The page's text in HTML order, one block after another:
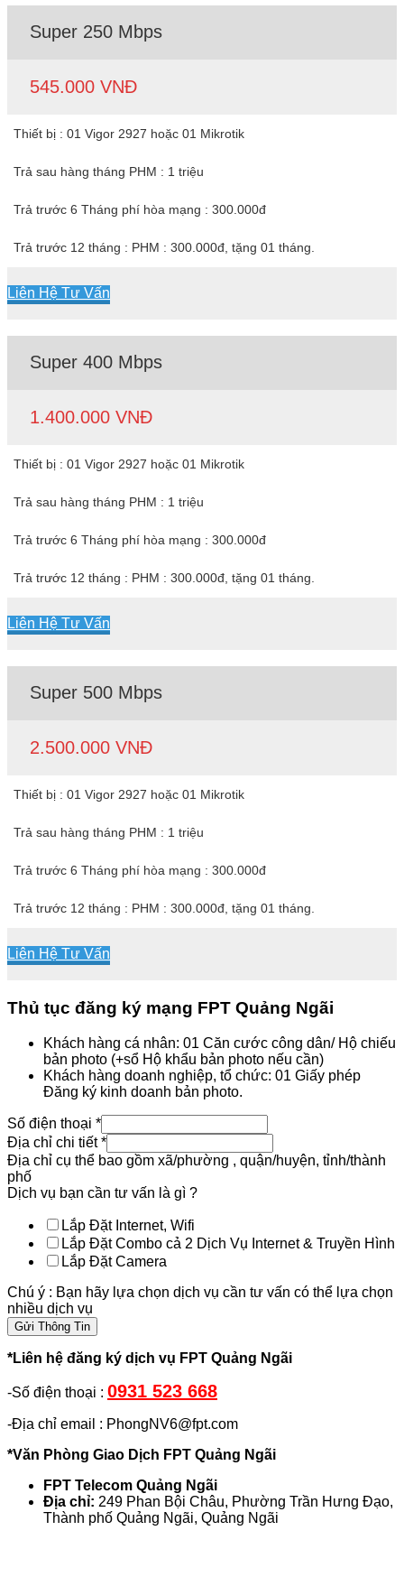
Super 250 Mbps
545.000 VNĐ
Thiết bị : 01 Vigor 2927 hoặc 01 Mikrotik
Trả sau hàng tháng PHM : 1 triệu
Trả trước 6 Tháng phí hòa mạng : 300.000đ
Trả trước 12 tháng : PHM : 300.000đ, tặng 01 tháng.
Liên Hệ Tư Vấn
Super 400 Mbps
1.400.000 VNĐ
Thiết bị : 01 Vigor 2927 hoặc 01 Mikrotik
Trả sau hàng tháng PHM : 1 triệu
Trả trước 6 Tháng phí hòa mạng : 300.000đ
Trả trước 12 tháng : PHM : 300.000đ, tặng 01 tháng.
Liên Hệ Tư Vấn
Super 500 Mbps
2.500.000 VNĐ
Thiết bị : 01 Vigor 2927 hoặc 01 Mikrotik
Trả sau hàng tháng PHM : 1 triệu
Trả trước 6 Tháng phí hòa mạng : 300.000đ
Trả trước 12 tháng : PHM : 300.000đ, tặng 01 tháng.
Liên Hệ Tư Vấn
Thủ tục đăng ký mạng FPT Quảng Ngãi
Khách hàng cá nhân: 01 Căn cước công dân/ Hộ chiếu
bản photo (+sổ Hộ khẩu bản photo nếu cần)
Khách hàng doanh nghiệp, tổ chức: 01 Giấy phép
Đăng ký kinh doanh bản photo.
Số điện thoại *
Địa chỉ chi tiết*
Địa chỉ cụ thể bao gồm xã/phường , quận/huyện, tỉnh/thành
phố
Dịch vụ bạn cần tư vấn là gì ?
Lắp Đặt Internet, Wifi
Lắp Đặt Combo cả 2 Dịch Vụ Internet & Truyền Hình
Lắp Đặt Camera
Chú ý : Bạn hãy lựa chọn dịch vụ cần tư vấn có thể lựa chọn
nhiều dịch vụ
Gửi Thông Tin
*Liên hệ đăng ký dịch vụ FPT Quảng Ngãi
-Số điện thoại : 0931 523 668
-Địa chỉ email : PhongNV6@fpt.com
*Văn Phòng Giao Dịch FPT Quảng Ngãi
FPT Telecom Quảng Ngãi
Địa chỉ: 249 Phan Bội Châu, Phường Trần Hưng Đạo,
Thành phố Quảng Ngãi, Quảng Ngãi